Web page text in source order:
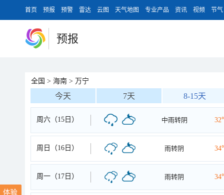
首页 预报 预警 雷达 云图 天气地图 专业产品 资讯 视频 节气
预报
全国 > 海南 > 万宁
今天 7天 8-15天
周六（15日） 中雨转阴
周日（16日） 雨转阴
周一（17日） 雨转阴